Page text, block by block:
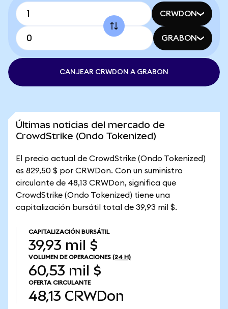
CRWDON
GRABON
CANJEAR CRWDON A GRABON
Últimas noticias del mercado de
CrowdStrike (Ondo Tokenized)
El precio actual de CrowdStrike (Ondo Tokenized)
es 829,50 $ por CRWDon. Con un suministro
circulante de 48,13 CRWDon, significa que
CrowdStrike (Ondo Tokenized) tiene una
capitalización bursátil total de 39,93 mil $.
CAPITALIZACIÓN BURSÁTIL
39,93 mil $
VOLUMEN DE OPERACIONES (24 H)
60,53 mil $
OFERTA CIRCULANTE
48,13 CRWDon